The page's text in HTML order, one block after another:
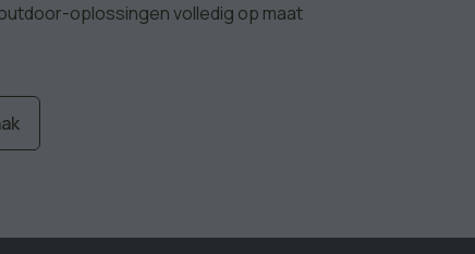
oplossingen volledig op maat